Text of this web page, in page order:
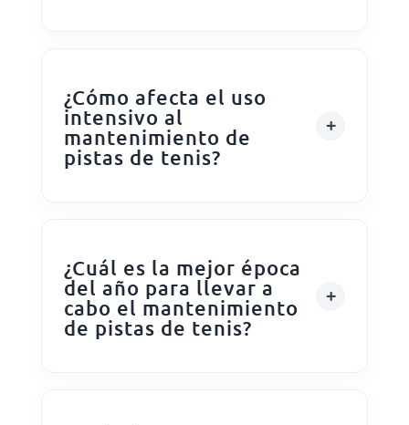
¿Cómo afecta el uso
intensivo al
mantenimiento de
pistas de tenis?
¿Cuál es la mejor época
del año para llevar a
cabo el mantenimiento
de pistas de tenis?